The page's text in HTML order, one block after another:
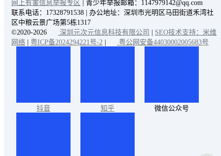
网上有害信息举报专区
| 青少年举报邮箱：1147979142@qq.com
联系电话：17328791538 | 办公地址：深圳市光明区马田街道禾湾社
区中粮云景广场第5栋1317
©2020-2026
深圳元次元信息科技有限公司
SEO技术支持：米维
网络
粤ICP备2024294221号-2 粤公网安备44030002005683号
抖音 知乎 微信公众号